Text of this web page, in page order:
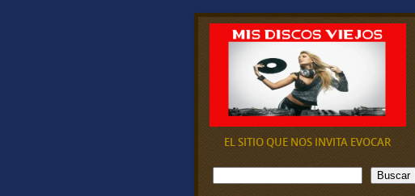
EL SITIO QUE NOS INVITA EVOCAR
B
u
Buscar